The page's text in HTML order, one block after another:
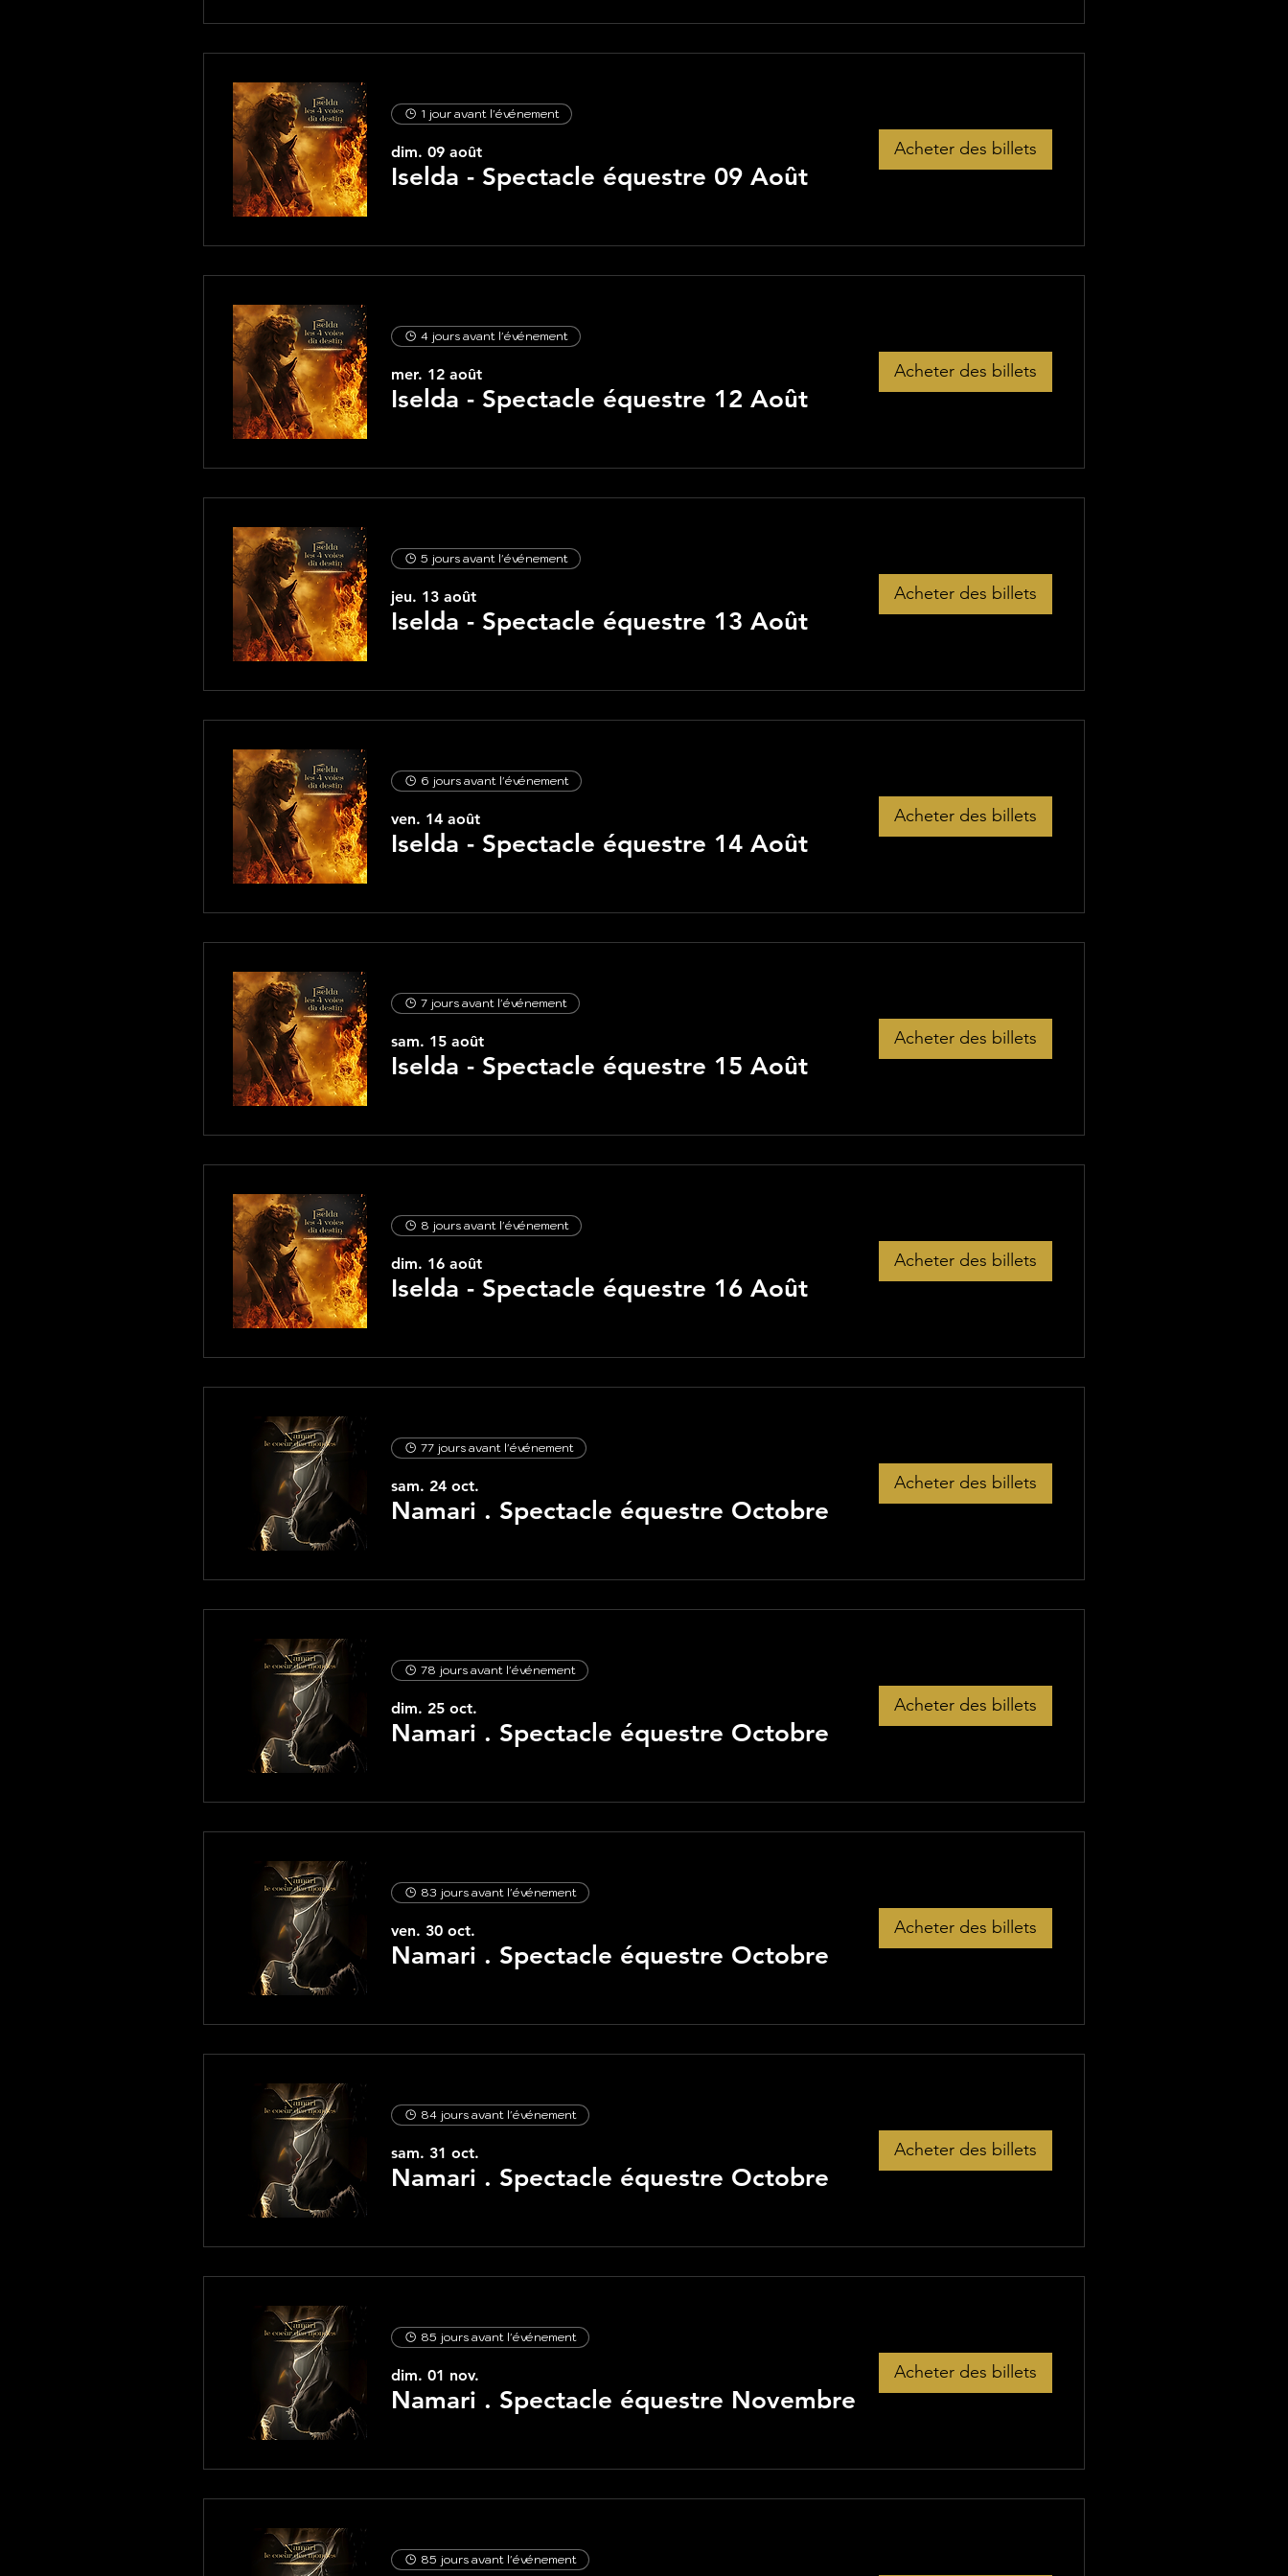
1 jour avant l'événement
dim. 09 août
Iselda - Spectacle équestre 09 Août
Acheter des billets
4 jours avant l'événement
mer. 12 août
Iselda - Spectacle équestre 12 Août
Acheter des billets
5 jours avant l'événement
jeu. 13 août
Iselda - Spectacle équestre 13 Août
Acheter des billets
6 jours avant l'événement
ven. 14 août
Iselda - Spectacle équestre 14 Août
Acheter des billets
7 jours avant l'événement
sam. 15 août
Iselda - Spectacle équestre 15 Août
Acheter des billets
8 jours avant l'événement
dim. 16 août
Iselda - Spectacle équestre 16 Août
Acheter des billets
77 jours avant l'événement
sam. 24 oct.
Namari . Spectacle équestre Octobre
Acheter des billets
78 jours avant l'événement
dim. 25 oct.
Namari . Spectacle équestre Octobre
Acheter des billets
83 jours avant l'événement
ven. 30 oct.
Namari . Spectacle équestre Octobre
Acheter des billets
84 jours avant l'événement
sam. 31 oct.
Namari . Spectacle équestre Octobre
Acheter des billets
85 jours avant l'événement
dim. 01 nov.
Namari . Spectacle équestre Novembre
Acheter des billets
85 jours avant l'événement